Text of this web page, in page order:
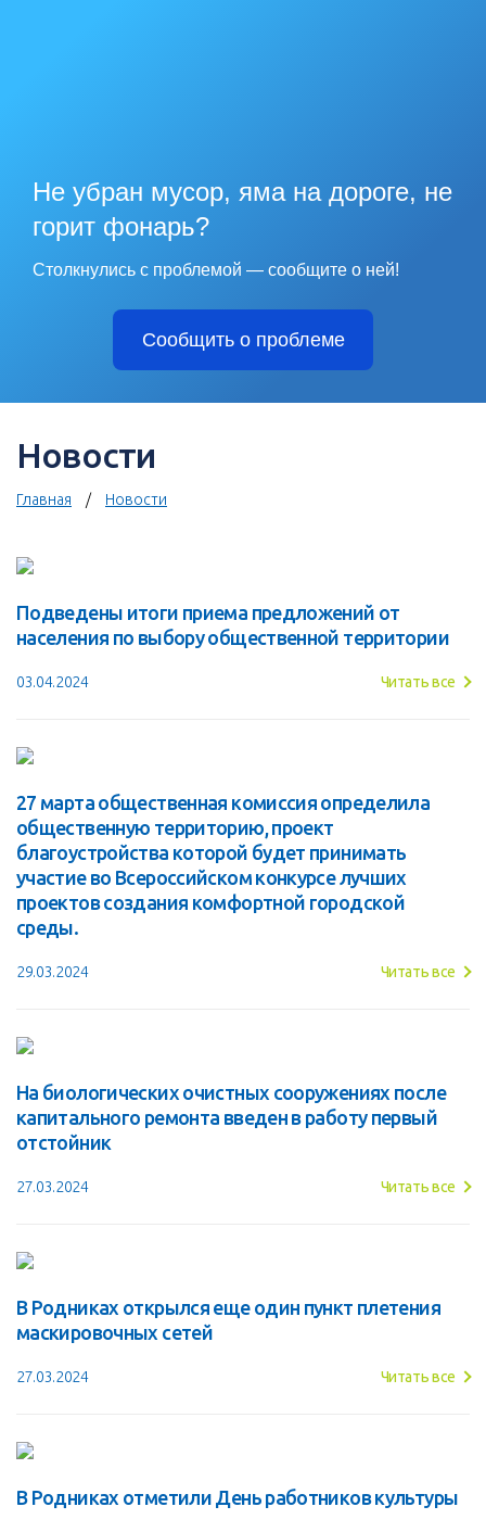
Не убран мусор, яма на дороге, не
горит фонарь?
Столкнулись с проблемой — сообщите о ней!
Сообщить о проблеме
Новости
Главная Новости
Подведены итоги приема предложений от
населения по выбору общественной территории
03.04.2024 Читать все
27 марта общественная комиссия определила
общественную территорию, проект
благоустройства которой будет принимать
участие во Всероссийском конкурсе лучших
проектов создания комфортной городской
среды.
29.03.2024 Читать все
На биологических очистных сооружениях после
капитального ремонта введен в работу первый
отстойник
27.03.2024 Читать все
В Родниках открылся еще один пункт плетения
маскировочных сетей
27.03.2024 Читать все
В Родниках отметили День работников культуры